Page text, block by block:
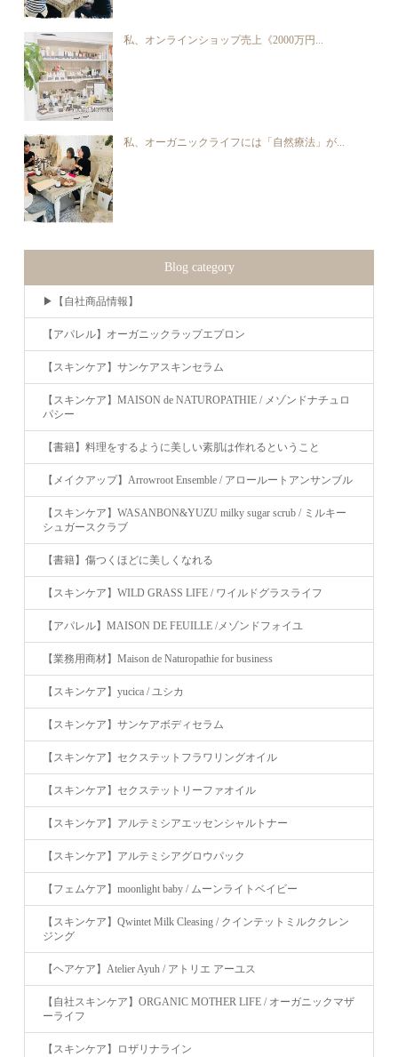
私、オンラインショップ売上《2000万円...
私、オーガニックライフには「自然療法」が...
Blog category
▶︎【自社商品情報】
【アパレル】オーガニックラップエプロン
【スキンケア】サンケアスキンセラム
【スキンケア】MAISON de NATUROPATHIE / メゾンドナチュロ
パシー
【書籍】料理をするように美しい素肌は作れるということ
【メイクアップ】Arrowroot Ensemble / アロールートアンサンブル
【スキンケア】WASANBON&YUZU milky sugar scrub / ミルキー
シュガースクラブ
【書籍】傷つくほどに美しくなれる
【スキンケア】WILD GRASS LIFE / ワイルドグラスライフ
【アパレル】MAISON DE FEUILLE /メゾンドフォイユ
【業務用商材】Maison de Naturopathie for business
【スキンケア】yucica / ユシカ
【スキンケア】サンケアボディセラム
【スキンケア】セクステットフラワリングオイル
【スキンケア】セクステットリーファオイル
【スキンケア】アルテミシアエッセンシャルトナー
【スキンケア】アルテミシアグロウパック
【フェムケア】moonlight baby / ムーンライトベイビー
【スキンケア】Qwintet Milk Cleasing / クインテットミルククレン
ジング
【ヘアケア】Atelier Ayuh / アトリエ アーユス
【自社スキンケア】ORGANIC MOTHER LIFE / オーガニックマザ
ーライフ
【スキンケア】ロザリナライン